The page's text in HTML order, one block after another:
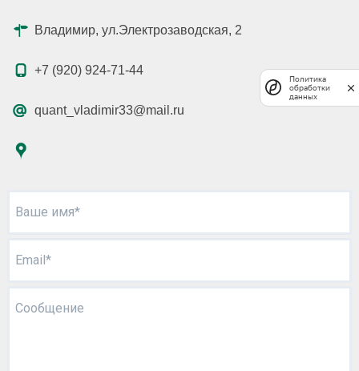
Владимир, ул.Электрозаводская, 2
+7 (920) 924-71-44
quant_vladimir33@mail.ru
Ваше имя*
Email*
Сообщение
Политика
обработки
данных